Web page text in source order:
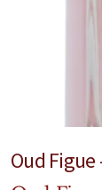
Oud